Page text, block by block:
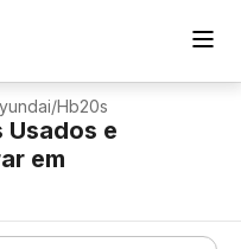
/Hb20s
Usados e
em